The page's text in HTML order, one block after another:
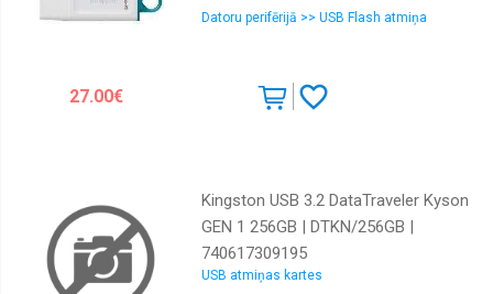
Datoru perifērijā >> USB Flash atmiņa
27.00€
Kingston USB 3.2 DataTraveler Kyson
GEN 1 256GB | DTKN/256GB |
740617309195
USB atmiņas kartes